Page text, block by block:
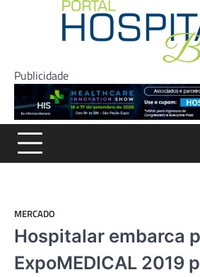
Publicidade
MERCADO
Hospitalar embarca
ExpoMEDICAL 2019